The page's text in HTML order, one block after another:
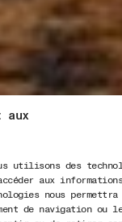
aux
utilisons des
aux
nous permettra
de navigation ou